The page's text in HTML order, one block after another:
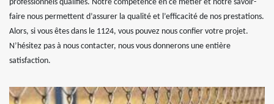
professionnels qualifiés. Notre compétence en ce métier et notre savoir-
faire nous permettent d’assurer la qualité et l’efficacité de nos prestations.
Alors, si vous êtes dans le 1124, vous pouvez nous confier votre projet.
N’hésitez pas à nous contacter, nous vous donnerons une entière
satisfaction.